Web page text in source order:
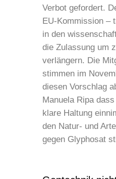
Verbot gefordert.
EU-Kommission –
in den
die Zulassung um
verlängern. Die
stimmen im
diesen Vorschlag
Manuela Ripa
klare Haltung
den Natur- und
gegen Glyphosat